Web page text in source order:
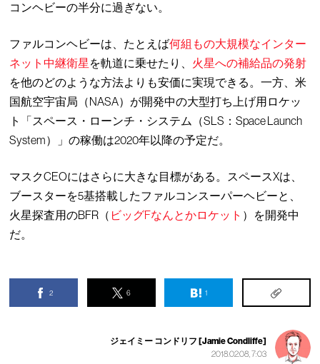
コンヘビーの半分に過ぎない。
ファルコンヘビーは、たとえば何組もの大規模なインター
ネット中継衛星 を軌道に乗せたり、 火星への補給品の発射
を他のどのような方法よりも安価に実現できる。一方、米
国航空宇宙局（NASA）が開発中の大型打ち上げ用ロケッ
ト「スペース・ローンチ・システム（SLS：Space Launch
System）」の稼働は2020年以降の予定だ。
マスクCEOにはさらに大きな目標がある。スペースXは、
ブースターを5基搭載したファルコンスーパーヘビーと、
火星探査用のBFR（ ビッグFなんとかロケット ）を開発中
だ。
2 6 1
ジェイミー コンドリフ [Jamie Condliffe]
2018.02.08, 7:03